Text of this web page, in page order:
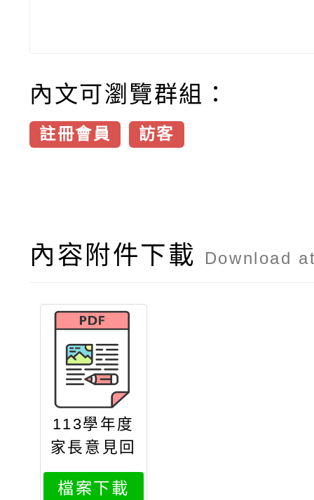
內文可瀏覽群組：
註冊會員 訪客
內容附件下載 Download
113學年度
家長意見回
覆表核章版
檔案下載